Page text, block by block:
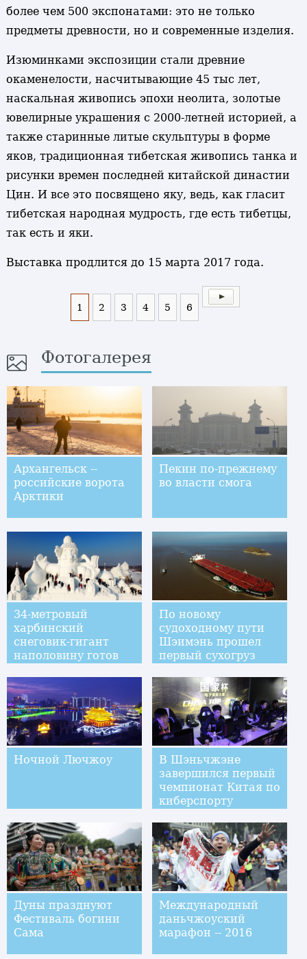
более чем 500 экспонатами: это не только
предметы древности, но и современные изделия.
Изюминками экспозиции стали древние
окаменелости, насчитывающие 45 тыс лет,
наскальная живопись эпохи неолита, золотые
ювелирные украшения с 2000-летней историей, а
также старинные литые скульптуры в форме
яков, традиционная тибетская живопись танка и
рисунки времен последней китайской династии
Цин. И все это посвящено яку, ведь, как гласит
тибетская народная мудрость, где есть тибетцы,
так есть и яки.
Выставка продлится до 15 марта 2017 года.
1 2 3 4 5 6
Фотогалерея
Архангельск --
российские ворота
Арктики
Пекин по-прежнему
во власти смога
34-метровый
харбинский
снеговик-гигант
наполовину готов
По новому
судоходному пути
Шэимэнь прошел
первый сухогруз
грузоподъемности
Ночной Лючжоу
В Шэньчжэне
завершился первый
чемпионат Китая по
киберспорту
Дуны празднуют
Фестиваль богини
Сама
Международный
даньчжоуский
марафон -- 2016